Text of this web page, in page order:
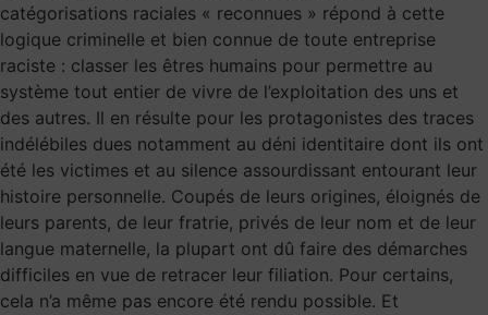
catégorisations raciales « reconnues » répond à cette
logique criminelle et bien connue de toute entreprise
raciste : classer les êtres humains pour permettre au
système tout entier de vivre de l’exploitation des uns et
des autres. Il en résulte pour les protagonistes des traces
indélébiles dues notamment au déni identitaire dont ils ont
été les victimes et au silence assourdissant entourant leur
histoire personnelle. Coupés de leurs origines, éloignés de
leurs parents, de leur fratrie, privés de leur nom et de leur
langue maternelle, la plupart ont dû faire des démarches
difficiles en vue de retracer leur filiation. Pour certains,
cela n’a même pas encore été rendu possible. Et